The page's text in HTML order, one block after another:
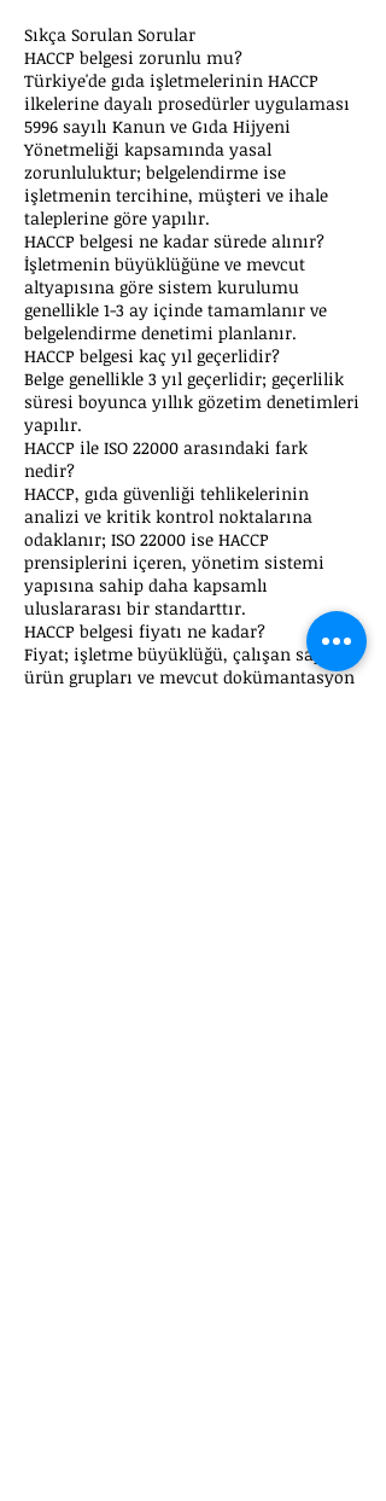
Sıkça Sorulan Sorular
HACCP belgesi zorunlu mu?
Türkiye'de gıda işletmelerinin HACCP
ilkelerine dayalı prosedürler uygulaması
5996 sayılı Kanun ve Gıda Hijyeni
Yönetmeliği kapsamında yasal
zorunluluktur; belgelendirme ise
işletmenin tercihine, müşteri ve ihale
taleplerine göre yapılır.
HACCP belgesi ne kadar sürede alınır?
İşletmenin büyüklüğüne ve mevcut
altyapısına göre sistem kurulumu
genellikle 1-3 ay içinde tamamlanır ve
belgelendirme denetimi planlanır.
HACCP belgesi kaç yıl geçerlidir?
Belge genellikle 3 yıl geçerlidir; geçerlilik
süresi boyunca yıllık gözetim denetimleri
yapılır.
HACCP ile ISO 22000 arasındaki fark
nedir?
HACCP, gıda güvenliği tehlikelerinin
analizi ve kritik kontrol noktalarına
odaklanır; ISO 22000 ise HACCP
prensiplerini içeren, yönetim sistemi
yapısına sahip daha kapsamlı
uluslararası bir standarttır.
HACCP belgesi fiyatı ne kadar?
Fiyat; işletme büyüklüğü, çalışan sayısı,
ürün grupları ve mevcut dokümantasyon